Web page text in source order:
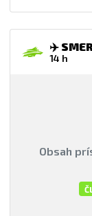
✈️
14 h
Obsah